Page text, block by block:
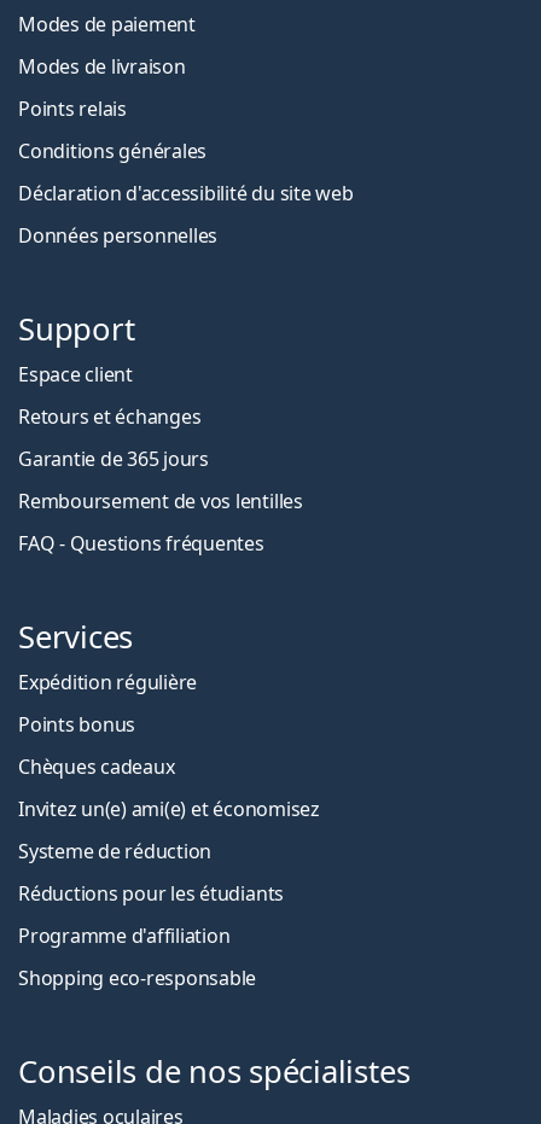
Modes de paiement
Modes de livraison
Points relais
Conditions générales
Déclaration d'accessibilité du site web
Données personnelles
Support
Espace client
Retours et échanges
Garantie de 365 jours
Remboursement de vos lentilles
FAQ - Questions fréquentes
Services
Expédition régulière
Points bonus
Chèques cadeaux
Invitez un(e) ami(e) et économisez
Systeme de réduction
Réductions pour les étudiants
Programme d'affiliation
Shopping eco-responsable
Conseils de nos spécialistes
Maladies oculaires